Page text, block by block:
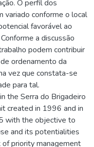
O perfil dos
variado conforme o local
favorável ao
a discussão
podem contribuir
ordenamento da
vez que constata-se
para tal.
the Serra do Brigadeiro
created in 1996 and in
with the objective to
and its potentialities
priority management